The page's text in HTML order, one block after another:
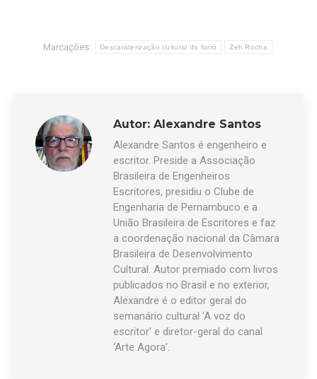
Marcações: Descaraterização cultural do forró Zeh Rocha
Autor: Alexandre Santos
Alexandre Santos é engenheiro e
escritor. Preside a Associação
Brasileira de Engenheiros
Escritores, presidiu o Clube de
Engenharia de Pernambuco e a
União Brasileira de Escritores e faz
a coordenação nacional da Câmara
Brasileira de Desenvolvimento
Cultural. Autor premiado com livros
publicados no Brasil e no exterior,
Alexandre é o editor geral do
semanário cultural ‘A voz do
escritor’ e diretor-geral do canal
‘Arte Agora’.